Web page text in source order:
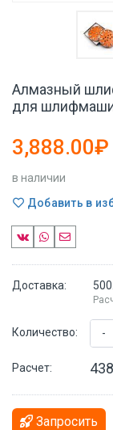
Алмазный
для
3,888.00₽
в наличии
Добавить в
Доставка:
Количество: -
Расчет:
Запросить